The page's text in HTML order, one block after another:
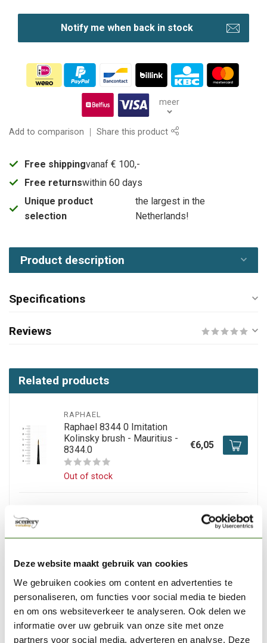
Deze website maakt gebruik van cookies
We gebruiken cookies om content en advertenties te
personaliseren, om functies voor social media te bieden
en om ons websiteverkeer te analyseren. Ook delen we
informatie over uw gebruik van onze site met onze
partners voor social media, adverteren en analyse. Deze
Notify me when back in stock
meer
Add to comparison Share this product
Free shippingvanaf € 100,-
Free returnswithin 60 days
Unique product
selection
the largest in the
Netherlands!
Product description
Specifications
Reviews
Related products
RAPHAEL
Raphael 8344 0 Imitation
Kolinsky brush - Mauritius -
8344.0
Out of stock
€6,05
Out of stock
€6,15
The Masters Brush cleaner
and preserver 1 / 4oz - 7.1gr
- # 114BJ
€4,49